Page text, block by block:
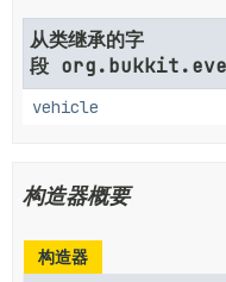
从类继承的字
段
vehicle
构造器概要
构造器